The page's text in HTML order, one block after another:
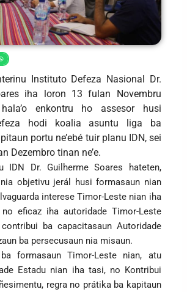
Instituto Defeza Nasional Dr.
iha loron 13 fulan Novembru
enkontru ho assesor husi
hodi koalia asuntu liga ba
portu ne’ebé tuir planu IDN, sei
Dezembro tinan ne’e.
IDN Dr. Guilherme Soares hateten,
nia objetivu jerál husi formasaun nian
interese Timor-Leste nian iha
eficaz iha autoridade Timor-Leste
ba capacitasaun Autoridade
ba persecusaun nia misaun.
formasaun Timor-Leste nian, atu
Estadu nian iha tasi, no Kontribui
regra no prátika ba kapitaun